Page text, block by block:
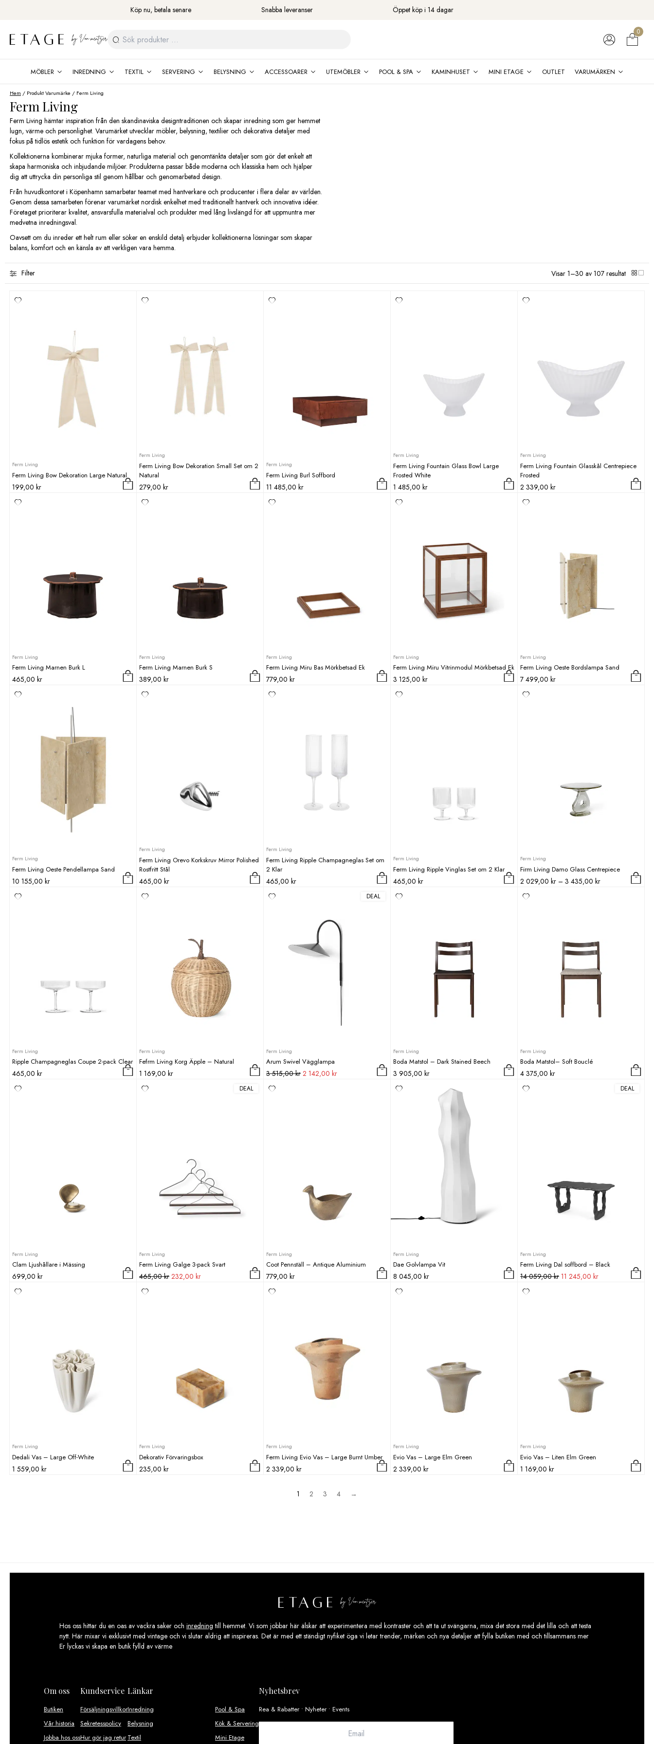
Köp nu, betala senare Snabba leveranser Öppet köp i 14 dagar
Sök
efter:
0
MÖBLER INREDNING TEXTIL SERVERING BELYSNING ACCESSOARER UTEMÖBLER POOL & SPA KAMINHUSET MINI ETAGE OUTLET VARUMÄRKEN
Hem / Produkt Varumärke / Ferm Living
Ferm Living
Ferm Living hämtar inspiration från den skandinaviska designtraditionen och skapar inredning som ger hemmet
lugn, värme och personlighet. Varumärket utvecklar möbler, belysning, textilier och dekorativa detaljer med
fokus på tidlös estetik och funktion för vardagens behov.
Kollektionerna kombinerar mjuka former, naturliga material och genomtänkta detaljer som gör det enkelt att
skapa harmoniska och inbjudande miljöer. Produkterna passar både moderna och klassiska hem och hjälper
dig att uttrycka din personliga stil genom hållbar och genomarbetad design.
Från huvudkontoret i Köpenhamn samarbetar teamet med hantverkare och producenter i flera delar av världen.
Genom dessa samarbeten förenar varumärket nordisk enkelhet med traditionellt hantverk och innovativa idéer.
Företaget prioriterar kvalitet, ansvarsfulla materialval och produkter med lång livslängd för att uppmuntra mer
medvetna inredningsval.
Oavsett om du inreder ett helt rum eller söker en enskild detalj erbjuder kollektionerna lösningar som skapar
balans, komfort och en känsla av att verkligen vara hemma.
Filter Visar 1–30 av 107 resultat
Ferm Living
Ferm Living Bow Dekoration Large Natural
199,00 kr
Ferm Living
Ferm Living Bow Dekoration Small Set om 2
Natural
279,00 kr
Ferm Living
Ferm Living Burl Soffbord
11 485,00 kr
här
Ferm Living
Ferm Living Fountain Glass Bowl Large
Frosted White
1 485,00 kr
Ferm Living
Ferm Living Fountain Glasskål Centrepiece
Frosted
2 339,00 kr
Ferm Living
Ferm Living Marnen Burk L
465,00 kr
Ferm Living
Ferm Living Marnen Burk S
389,00 kr
Ferm Living
Ferm Living Miru Bas Mörkbetsad Ek
779,00 kr
Ferm Living
Ferm Living Miru Vitrinmodul Mörkbetsad Ek
3 125,00 kr
Ferm Living
Ferm Living Oeste Bordslampa Sand
7 499,00 kr
Ferm Living
Ferm Living Oeste Pendellampa Sand
10 155,00 kr
Ferm Living
Ferm Living Orevo Korkskruv Mirror Polished
Rostfritt Stål
465,00 kr
Ferm Living
Ferm Living Ripple Champagneglas Set om
2 Klar
465,00 kr
Ferm Living
Ferm Living Ripple Vinglas Set om 2 Klar
465,00 kr
Ferm Living
Firm Living Damo Glass Centrepiece
2 029,00 kr – 3 435,00 krPrisintervall:
här
Ferm Living
Ripple Champagneglas Coupe 2-pack Clear
465,00 kr
Ferm Living
Fefrm Living Korg Äpple – Natural
1 169,00 kr
DEAL
Ferm Living
Arum Swivel Vägglampa
3 515,00kr Det
2 142,00 krDet
här
Ferm Living
Boda Matstol – Dark Stained Beech
3 905,00 kr
Ferm Living
Boda Matstol– Soft Bouclé
4 375,00 kr
Ferm Living
Clam Ljushållare i Mässing
699,00 kr
DEAL
Ferm Living
Ferm Living Galge 3-pack Svart
465,00kr Det
232,00 krDet
Ferm Living
Coot Pennställ – Antique Aluminium
779,00 kr
Ferm Living
Dae Golvlampa Vit
8 045,00 kr
DEAL
Ferm Living
Ferm Living Dal soffbord – Black
14 059,00kr Det
11 245,00 krDet
Ferm Living
Dedali Vas – Large Off-White
1 559,00 kr
Ferm Living
Dekorativ Förvaringsbox
235,00 kr
Ferm Living
Ferm Living Evio Vas – Large Burnt Umber
2 339,00 kr
Ferm Living
Evio Vas – Large Elm Green
2 339,00 kr
Ferm Living
Evio Vas – Liten Elm Green
1 169,00 kr
1 2 3 4 →
Hos oss hittar du en oas av vackra saker och inredning till hemmet. Vi som jobbar här älskar att experimentera med kontraster och att ta ut svängarna, mixa det stora med det lilla och att testa
nytt. Här mixar vi exklusivt med vintage och vi slutar aldrig att inspireras. Det är med ett ständigt nyfiket öga vi letar trender, märken och nya detaljer att fylla butiken med och tillsammans mer
Er lyckas vi skapa en butik fylld av värme
Om oss
Butiken
Vår historia
Jobba hos oss
Kundservice
Försäljningsvillkor
Sekretesspolicy
Hur gör jag retur
Länkar
Inredning
Belysning
Textil
Pool & Spa
Kök & Servering
Mini Etage
Nyhetsbrev
Rea & Rabatter • Nyheter • Events